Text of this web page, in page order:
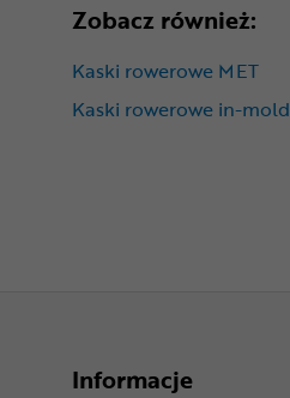
Zobacz również:
Kaski rowerowe MET
Kaski rowerowe in-mold
Informacje